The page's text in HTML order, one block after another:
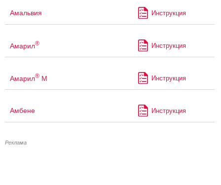
Амальвия Инструкция
Амарил® Инструкция
Амарил® М Инструкция
Амбене Инструкция
Реклама